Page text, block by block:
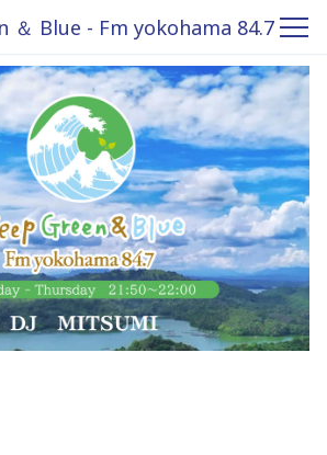
＆ Blue - Fm yokohama 84.7